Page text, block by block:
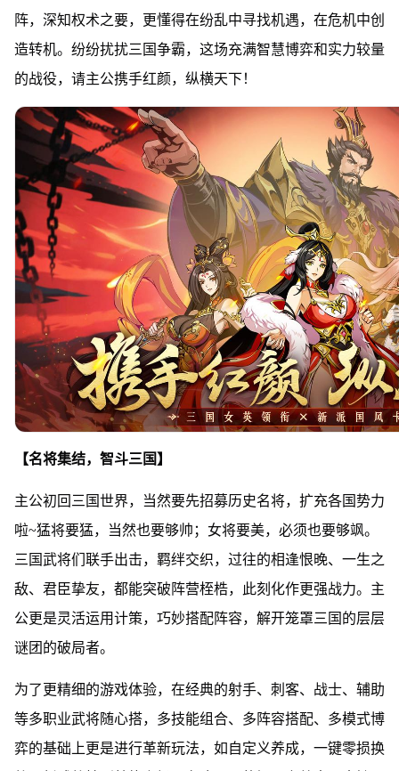
阵，深知权术之要，更懂得在纷乱中寻找机遇，在危机中创
造转机。纷纷扰扰三国争霸，这场充满智慧博弈和实力较量
的战役，请主公携手红颜，纵横天下！
【名将集结，智斗三国】
主公初回三国世界，当然要先招募历史名将，扩充各国势力
啦~猛将要猛，当然也要够帅；女将要美，必须也要够飒。
三国武将们联手出击，羁绊交织，过往的相逢恨晚、一生之
敌、君臣挚友，都能突破阵营桎梏，此刻化作更强战力。主
公更是灵活运用计策，巧妙搭配阵容，解开笼罩三国的层层
谜团的破局者。
为了更精细的游戏体验，在经典的射手、刺客、战士、辅助
等多职业武将随心搭，多技能组合、多阵容搭配、多模式博
弈的基础上更是进行革新玩法，如自定义养成，一键零损换